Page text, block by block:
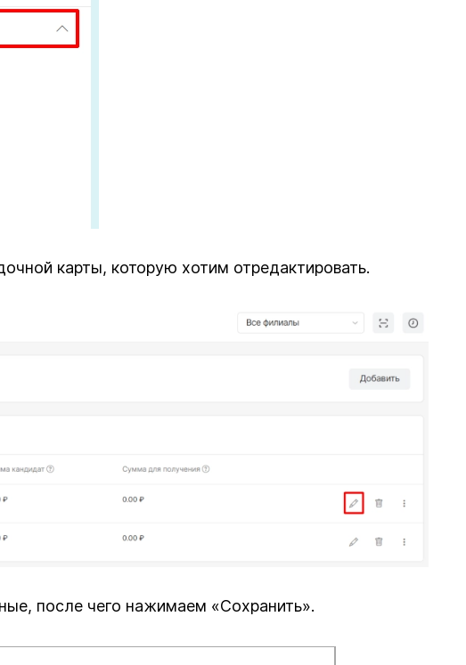
карты, которую хотим отредактировать.
после чего нажимаем «Сохранить».